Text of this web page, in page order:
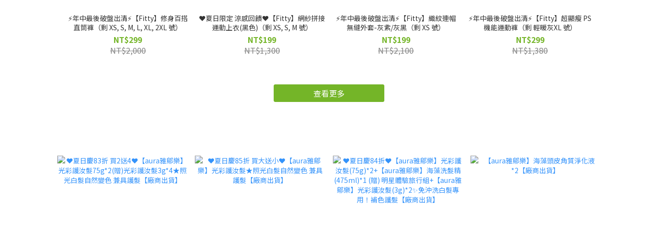
⚡️年中最後破盤出清⚡️【Fitty】修身百搭
直筒褲（剩 XS, S, M, L, XL, 2XL 號）
NT$299
NT$2,000
❤️夏日限定 涼感回饋❤️【Fitty】網紗拼接
運動上衣(黑色)（剩 XS, S, M 號）
NT$199
NT$1,300
⚡️年中最後破盤出清⚡️【Fitty】織紋連帽
無縫外套-灰紫/灰黑（剩 XS 號）
NT$199
NT$2,100
⚡️年中最後破盤出清⚡️【Fitty】超顯瘦 PS
機能運動褲（剩 輕暖灰XL 號）
NT$299
NT$1,380
查看更多